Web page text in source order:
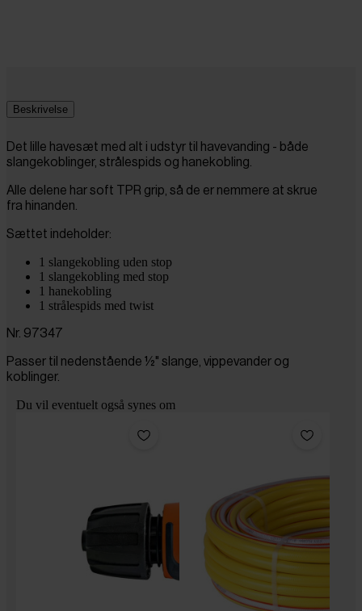
Beskrivelse
Det lille havesæt med alt i udstyr til havevanding - både
slangekoblinger, strålespids og hanekobling.
Alle delene har soft TPR grip, så de er nemmere at skrue
fra hinanden.
Sættet indeholder:
1 slangekobling uden stop
1 slangekobling med stop
1 hanekobling
1 strålespids med twist
Nr. 97347
Passer til nedenstående ½" slange, vippevander og
koblinger.
Du vil eventuelt også synes om